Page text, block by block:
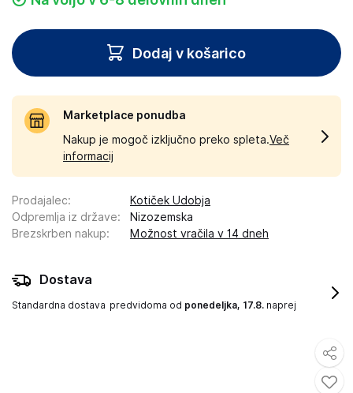
Dodaj v košarico
Marketplace ponudba
Nakup je mogoč izključno preko spleta.Več
informacij
Prodajalec:
Kotiček Udobja
Odpremlja iz države:
Nizozemska
Brezskrben nakup: Možnost vračila v 14 dneh
Dostava
Standardna dostava predvidoma od ponedeljka, 17.8. naprej